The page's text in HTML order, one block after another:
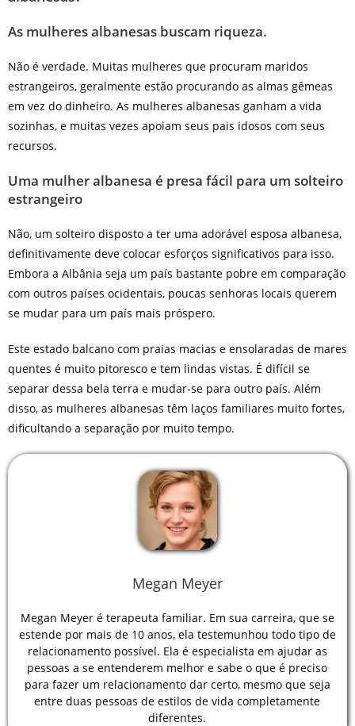
As mulheres albanesas buscam riqueza.
Não é verdade. Muitas mulheres que procuram maridos
estrangeiros, geralmente estão procurando as almas gêmeas
em vez do dinheiro. As mulheres albanesas ganham a vida
sozinhas, e muitas vezes apoiam seus pais idosos com seus
recursos.
Uma mulher albanesa é presa fácil para um solteiro
estrangeiro
Não, um solteiro disposto a ter uma adorável esposa albanesa,
definitivamente deve colocar esforços significativos para isso.
Embora a Albânia seja um país bastante pobre em comparação
com outros países ocidentais, poucas senhoras locais querem
se mudar para um país mais próspero.
Este estado balcano com praias macias e ensolaradas de mares
quentes é muito pitoresco e tem lindas vistas. É difícil se
separar dessa bela terra e mudar-se para outro país. Além
disso, as mulheres albanesas têm laços familiares muito fortes,
dificultando a separação por muito tempo.
Megan Meyer
Megan Meyer é terapeuta familiar. Em sua carreira, que se
estende por mais de 10 anos, ela testemunhou todo tipo de
relacionamento possível. Ela é especialista em ajudar as
pessoas a se entenderem melhor e sabe o que é preciso
para fazer um relacionamento dar certo, mesmo que seja
entre duas pessoas de estilos de vida completamente
diferentes.